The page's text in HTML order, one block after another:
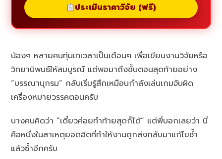
ประเมินราคาวิจัย (ฟรี)
น้องๆ หลายคนทุ่มเทเวลาเป็นเดือนๆ เพื่อเขียนงานวิจัยหรือ
วิทยานิพนธ์ให้สมบูรณ์ แต่พอมาถึงขั้นตอนสุดท้ายอย่าง
“บรรณานุกรม” กลับเริ่มรู้สึกเหมือนกำลังเล่นเกมจับผิด
เครื่องหมายวรรคตอนครับ
บางคนคิดว่า “เดี๋ยวค่อยทำท้ายสุดก็ได้” แต่พี่บอกเลยว่า นี่
คือหนึ่งในสาเหตุยอดฮิตที่ทำให้งานถูกส่งกลับมาแก้ไขซ้ำ
แล้วซ้ำอีกครับ